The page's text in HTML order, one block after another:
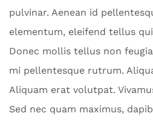
pulvinar. Aenean id
elementum, eleifend tellus
Donec mollis tellus non
mi pellentesque rutrum.
Aliquam erat volutpat.
Sed nec quam maximus,